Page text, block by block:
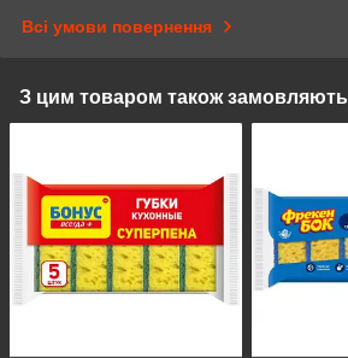
Всі умови повернення
З цим товаром також замовляють